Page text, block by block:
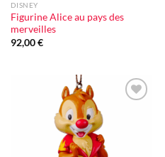
DISNEY
Figurine Alice au pays des
merveilles
92,00€